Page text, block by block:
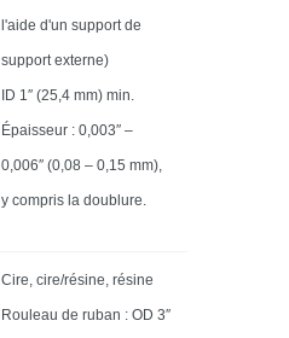
l'aide d'un support de
support externe)
ID 1″ (25,4 mm) min.
Épaisseur : 0,003″ –
0,006″ (0,08 – 0,15 mm),
y compris la doublure.
Cire, cire/résine, résine
Rouleau de ruban : OD 3″